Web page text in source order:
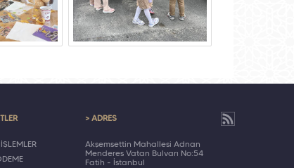
> ADRES
Akşemsettin Mahallesi Adnan
Menderes Vatan Bulvarı No:54
Fatih - İstanbul